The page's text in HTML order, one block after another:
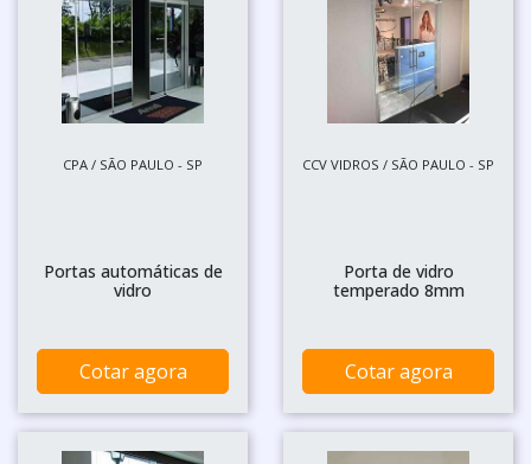
CPA / SÃO PAULO - SP
Portas automáticas de
vidro
Cotar agora
CCV VIDROS / SÃO PAULO - SP
Porta de vidro
temperado 8mm
Cotar agora